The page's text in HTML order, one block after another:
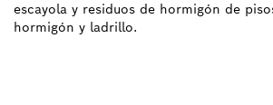
escayola y residuos de hormigón de
hormigón y ladrillo.